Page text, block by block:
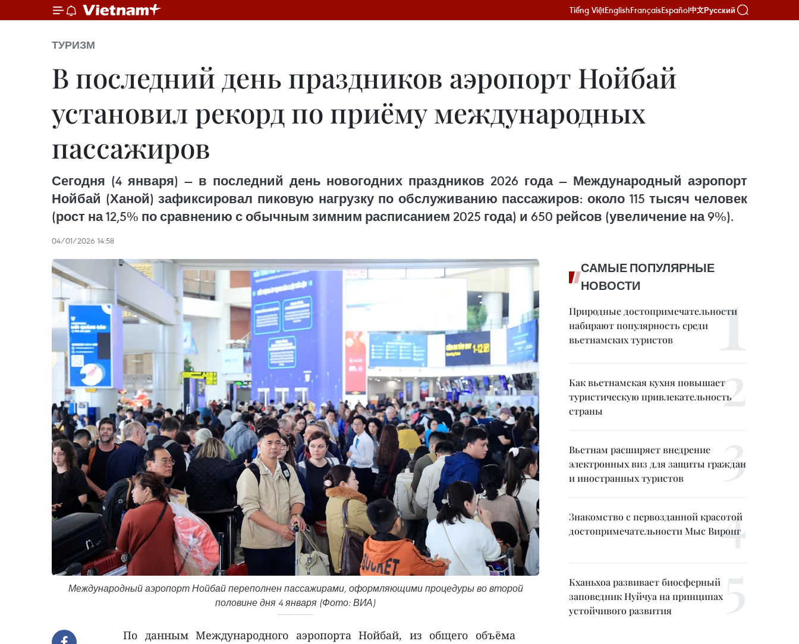
Tiếng ViệtEnglishFrançaisEspañol中文Русский
ТУРИЗМ
В последний день праздников аэропорт Нойбай
установил рекорд по приёму международных
пассажиров
Сегодня (4 января) — в последний день новогодних праздников 2026 года — Международный аэропорт
Нойбай (Ханой) зафиксировал пиковую нагрузку по обслуживанию пассажиров: около 115 тысяч человек
(рост на 12,5% по сравнению с обычным зимним расписанием 2025 года) и 650 рейсов (увеличение на 9%).
04/01/2026 14:58
Международный аэропорт Нойбай переполнен пассажирами, оформляющими процедуры во второй
половине дня 4 января (Фото: ВИА)
По данным Международного аэропорта Нойбай, из общего объёма
САМЫЕ ПОПУЛЯРНЫЕ
НОВОСТИ
Природные достопримечательности
набирают популярность среди
вьетнамских туристов
Как вьетнамская кухня повышает
туристическую привлекательность
страны
Вьетнам расширяет внедрение
электронных виз для защиты граждан
и иностранных туристов
Знакомство с первозданной красотой
достопримечательности Мыс Виронг
Кханьхоа развивает биосферный
заповедник Нуйчуа на принципах
устойчивого развития